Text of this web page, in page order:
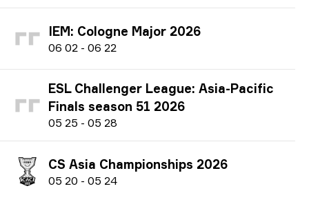
IEM: Cologne Major 2026
06 02 - 06 22
ESL Challenger League: Asia-Pacific
Finals season 51 2026
05 25 - 05 28
CS Asia Championships 2026
05 20 - 05 24